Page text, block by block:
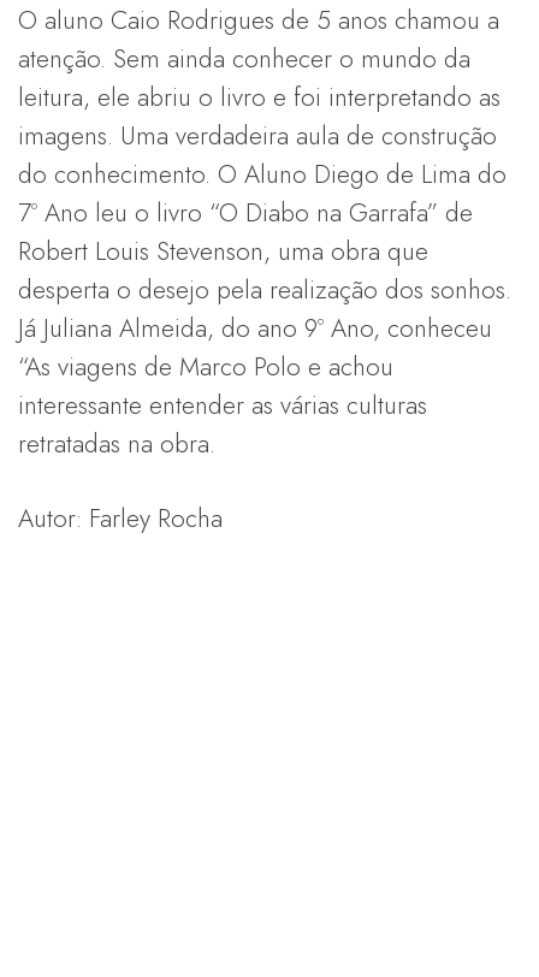
O aluno Caio Rodrigues de 5 anos chamou a
atenção. Sem ainda conhecer o mundo da
leitura, ele abriu o livro e foi interpretando as
imagens. Uma verdadeira aula de construção
do conhecimento. O Aluno Diego de Lima do
7º Ano leu o livro “O Diabo na Garrafa” de
Robert Louis Stevenson, uma obra que
desperta o desejo pela realização dos sonhos.
Já Juliana Almeida, do ano 9º Ano, conheceu
“As viagens de Marco Polo e achou
interessante entender as várias culturas
retratadas na obra.
Autor: Farley Rocha